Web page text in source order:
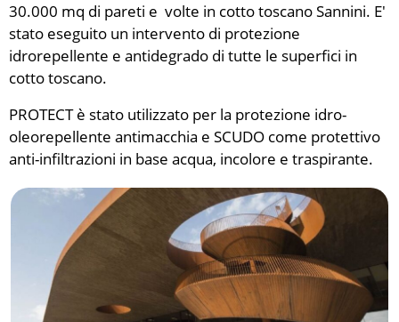
30.000 mq di pareti e volte in cotto toscano Sannini. E'
stato eseguito un intervento di protezione
idrorepellente e antidegrado di tutte le superfici in
cotto toscano.
PROTECT è stato utilizzato per la protezione idro-
oleorepellente antimacchia e SCUDO come protettivo
anti-infiltrazioni in base acqua, incolore e traspirante.